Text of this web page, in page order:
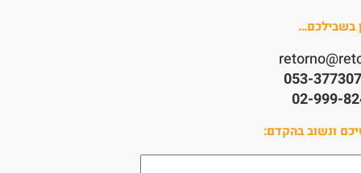
בשבילכם…
053-
02-999-
ונשוב בהקדם: